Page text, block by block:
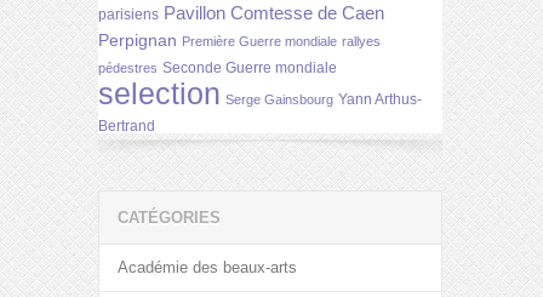
parisiens Pavillon Comtesse de Caen
Perpignan Première Guerre mondiale rallyes
pédestres Seconde Guerre mondiale
selection Serge Gainsbourg Yann Arthus-
Bertrand
CATÉGORIES
Académie des beaux-arts